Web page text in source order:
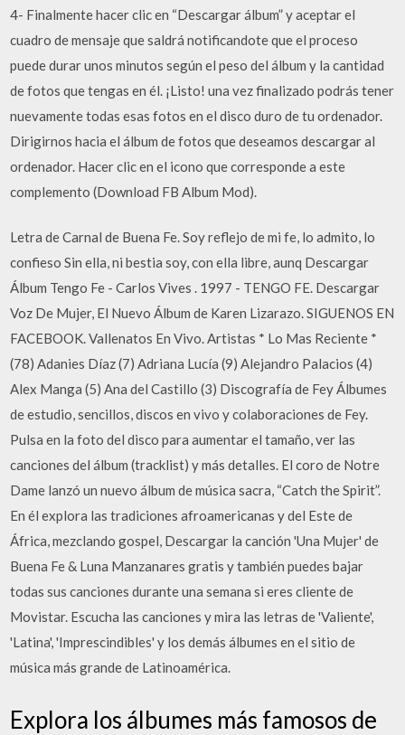
4- Finalmente hacer clic en “Descargar álbum” y aceptar el
cuadro de mensaje que saldrá notificandote que el proceso
puede durar unos minutos según el peso del álbum y la cantidad
de fotos que tengas en él. ¡Listo! una vez finalizado podrás tener
nuevamente todas esas fotos en el disco duro de tu ordenador.
Dirigirnos hacia el álbum de fotos que deseamos descargar al
ordenador. Hacer clic en el icono que corresponde a este
complemento (Download FB Album Mod).
Letra de Carnal de Buena Fe. Soy reflejo de mi fe, lo admito, lo
confieso Sin ella, ni bestia soy, con ella libre, aunq Descargar
Álbum Tengo Fe - Carlos Vives . 1997 - TENGO FE. Descargar
Voz De Mujer, El Nuevo Álbum de Karen Lizarazo. SIGUENOS EN
FACEBOOK. Vallenatos En Vivo. Artistas * Lo Mas Reciente *
(78) Adanies Díaz (7) Adriana Lucía (9) Alejandro Palacios (4)
Alex Manga (5) Ana del Castillo (3) Discografía de Fey Álbumes
de estudio, sencillos, discos en vivo y colaboraciones de Fey.
Pulsa en la foto del disco para aumentar el tamaño, ver las
canciones del álbum (tracklist) y más detalles. El coro de Notre
Dame lanzó un nuevo álbum de música sacra, “Catch the Spirit”.
En él explora las tradiciones afroamericanas y del Este de
África, mezclando gospel, Descargar la canción 'Una Mujer' de
Buena Fe & Luna Manzanares gratis y también puedes bajar
todas sus canciones durante una semana si eres cliente de
Movistar. Escucha las canciones y mira las letras de 'Valiente',
'Latina', 'Imprescindibles' y los demás álbumes en el sitio de
música más grande de Latinoamérica.
Explora los álbumes más famosos de